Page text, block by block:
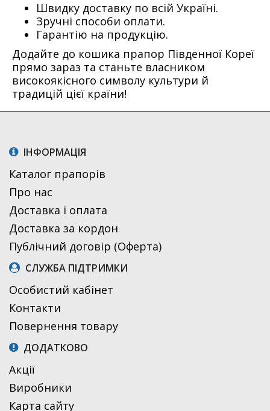
Швидку доставку по всій Україні.
Зручні способи оплати.
Гарантію на продукцію.
Додайте до кошика прапор Південної Кореї
прямо зараз та станьте власником
високоякісного символу культури й
традицій цієї країни!
ІНФОРМАЦІЯ
Каталог прапорів
Про нас
Доставка і оплата
Доставка за кордон
Публічний договір (Оферта)
СЛУЖБА ПІДТРИМКИ
Особистий кабінет
Контакти
Повернення товару
ДОДАТКОВО
Акції
Виробники
Карта сайту